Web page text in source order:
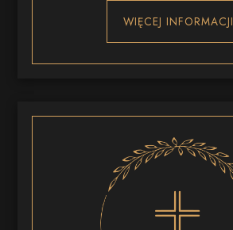
WIĘCEJ INFORMACJI